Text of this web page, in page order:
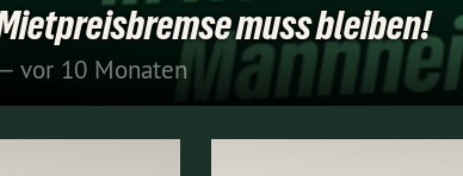
muss bleiben!
vor 10 Monaten